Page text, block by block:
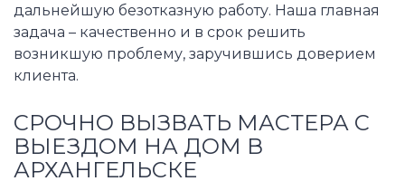
дальнейшую безотказную работу. Наша главная
задача – качественно и в срок решить
возникшую проблему, заручившись доверием
клиента.
СРОЧНО ВЫЗВАТЬ МАСТЕРА С
ВЫЕЗДОМ НА ДОМ В
АРХАНГЕЛЬСКЕ